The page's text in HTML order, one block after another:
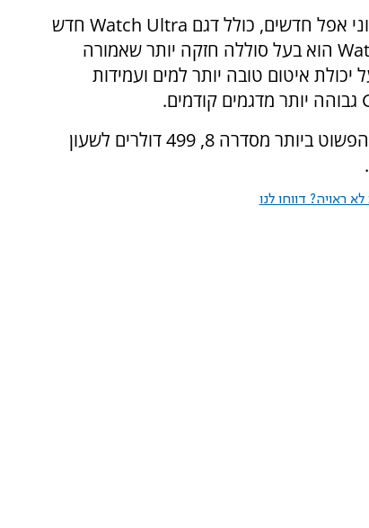
אפל חדשים, כולל דגם Watch Ultra חדש
הוא בעל סוללה חזקה יותר שאמורה
איטום טובה יותר למים ועמידות
גבוהה יותר מדגמים קודמים.
מחירי השעונים החדשים ינועו בין 299 דולרים לשעון הפשוט ביותר מסדרה 8, 499 דולרים לשעון
.
ראויה? דווחו לנו